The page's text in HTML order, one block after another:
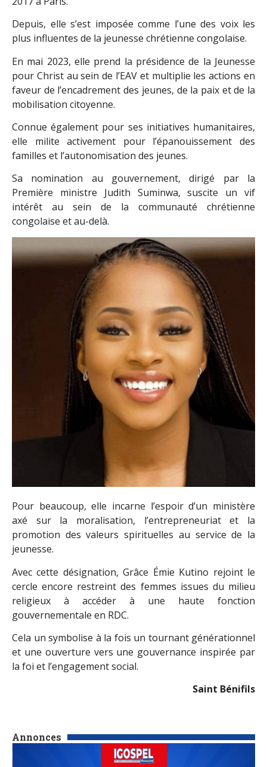
Annonces
Depuis, elle s’est imposée comme l’une des voix les
plus influentes de la jeunesse chrétienne congolaise.
En mai 2023, elle prend la présidence de la Jeunesse
pour Christ au sein de l’EAV et multiplie les actions en
faveur de l’encadrement des jeunes, de la paix et de la
mobilisation citoyenne.
Connue également pour ses initiatives humanitaires,
elle milite activement pour l’épanouissement des
familles et l’autonomisation des jeunes.
Sa nomination au gouvernement, dirigé par la
Première ministre Judith Suminwa, suscite un vif
intérêt au sein de la communauté chrétienne
congolaise et au-delà.
Pour beaucoup, elle incarne l’espoir d’un ministère
axé sur la moralisation, l’entrepreneuriat et la
promotion des valeurs spirituelles au service de la
jeunesse.
Avec cette désignation, Grâce Émie Kutino rejoint le
cercle encore restreint des femmes issues du milieu
religieux à accéder à une haute fonction
gouvernementale en RDC.
Cela un symbolise à la fois un tournant générationnel
et une ouverture vers une gouvernance inspirée par
la foi et l’engagement social.
Saint Bénifils